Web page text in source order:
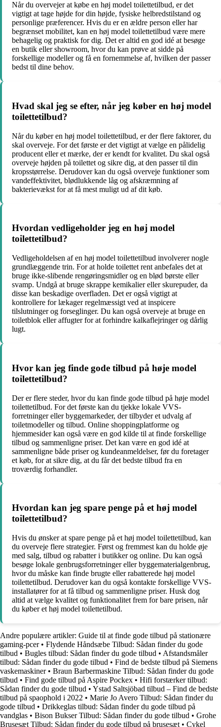
Når du overvejer at købe en høj model toilettetilbud, er det
vigtigt at tage højde for din højde, fysiske helbredstilstand og
personlige præferencer. Hvis du er en ældre person eller har
begrænset mobilitet, kan en høj model toilettetilbud være mere
behagelig og praktisk for dig. Det er altid en god idé at besøge
en butik eller showroom, hvor du kan prøve at sidde på
forskellige modeller og få en fornemmelse af, hvilken der passer
bedst til dine behov.
Hvad skal jeg se efter, når jeg køber en høj model
toilettetilbud?
Når du køber en høj model toilettetilbud, er der flere faktorer, du
skal overveje. For det første er det vigtigt at vælge en pålidelig
producent eller et mærke, der er kendt for kvalitet. Du skal også
overveje højden på toilettet og sikre dig, at den passer til din
kropsstørrelse. Derudover kan du også overveje funktioner som
vandeffektivitet, blødlukkende låg og afskræmning af
bakterievækst for at få mest muligt ud af dit køb.
Hvordan vedligeholder jeg en høj model
toilettetilbud?
Vedligeholdelsen af en høj model toilettetilbud involverer nogle
grundlæggende trin. For at holde toilettet rent anbefales det at
bruge ikke-slibende rengøringsmidler og en blød børste eller
svamp. Undgå at bruge skrappe kemikalier eller skurepuder, da
disse kan beskadige overfladen. Det er også vigtigt at
kontrollere for lækager regelmæssigt ved at inspicere
tilslutninger og forseglinger. Du kan også overveje at bruge en
toiletblok eller affugter for at forhindre kalkaflejringer og dårlig
lugt.
Hvor kan jeg finde gode tilbud på høje model
toilettetilbud?
Der er flere steder, hvor du kan finde gode tilbud på høje model
toilettetilbud. For det første kan du tjekke lokale VVS-
forretninger eller byggemarkeder, der tilbyder et udvalg af
toiletmodeller og tilbud. Online shoppingplatforme og
hjemmesider kan også være en god kilde til at finde forskellige
tilbud og sammenligne priser. Det kan være en god idé at
sammenligne både priser og kundeanmeldelser, før du foretager
et køb, for at sikre dig, at du får det bedste tilbud fra en
troværdig forhandler.
Hvordan kan jeg spare penge på et høj model
toilettetilbud?
Hvis du ønsker at spare penge på et høj model toilettetilbud, kan
du overveje flere strategier. Først og fremmest kan du holde øje
med salg, tilbud og rabatter i butikker og online. Du kan også
besøge lokale genbrugsforretninger eller byggematerialgenbrug,
hvor du måske kan finde brugte eller rabatterede høj model
toilettetilbud. Derudover kan du også kontakte forskellige VVS-
installatører for at få tilbud og sammenligne priser. Husk dog
altid at vælge kvalitet og funktionalitet frem for bare prisen, når
du køber et høj model toilettetilbud.
Andre populære artikler: Guide til at finde gode tilbud på stationære
gaming-pcer• Flydende Håndsæbe Tilbud: Sådan finder du gode
tilbud • Bugles tilbud: Sådan finder du gode tilbud • Afstandsmåler
tilbud: Sådan finder du gode tilbud • Find de bedste tilbud på Siemens
vaskemaskiner• Braun Barbermaskine Tilbud: Sådan finder du gode
tilbud • Find gode tilbud på Aspire Pockex • Hifi forstærker tilbud:
Sådan finder du gode tilbud • Ystad Saltsjöbad tilbud – Find de bedste
tilbud på spaophold i 2022 • Marie Jo Avero Tilbud: Sådan finder du
gode tilbud • Drikkeglas tilbud: Sådan finder du gode tilbud på
vandglas • Bison Bukser Tilbud: Sådan finder du gode tilbud • Grohe
Brusesæt Tilbud: Sådan finder du gode tilbud på brusesæt • Cykel